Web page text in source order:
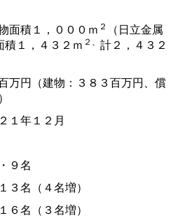
面積１，０００ｍ ２
（日立金属
積１，４３２ｍ ２、 計２，４３２
万円（建物：３８３百万円、償
１年１２月
９名
３名（４名増）
６名（３名増）